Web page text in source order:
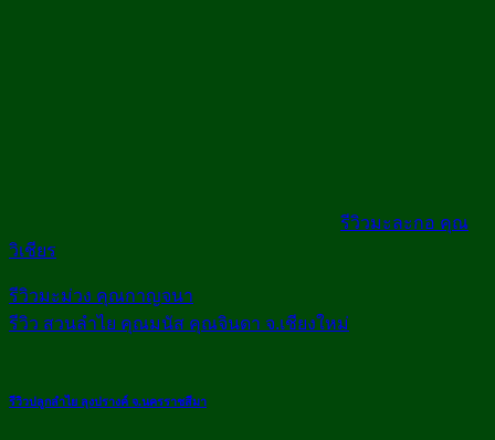
รีวิวมะละกอ คุณ
วิเชียร
รีวิวมะม่วง คุณกาญจนา
รีวิว สวนลำไย คุณมนัส คุณจินดา จ.เชียงใหม่
รีวิวปลูกลำไย ลุงปรางค์ จ.นครราชสีมา